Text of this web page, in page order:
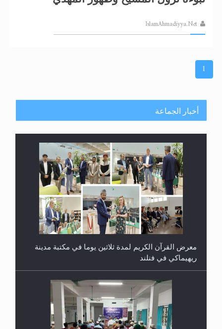
IslamAhmadiyya.Net
1
أخبار الجماعة
معرض القرآن الكريم لمدة ثلاثين يوما في مكتبة مدينة
ريهيماكي في فنلند